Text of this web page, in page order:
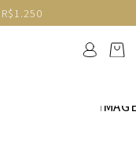
R$1.250